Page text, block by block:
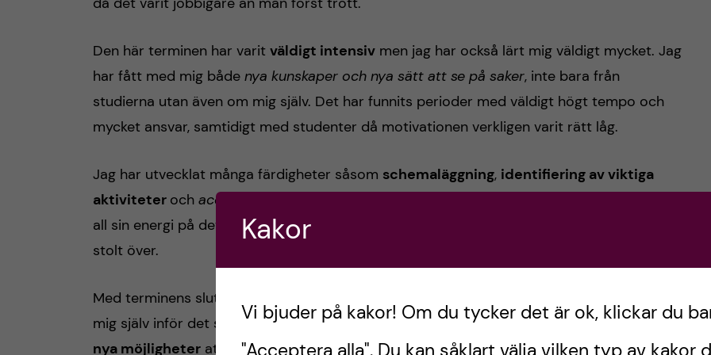
Den här terminen har varit väldigt intensiv men jag har också lärt mig väldigt mycket. Jag
har fått med mig både nya kunskaper och nya sätt att se på saker, inte bara från
studierna utan även om mig själv. Det har funnits perioder med väldigt högt tempo och
mycket ansvar, samtidigt med studenter då motivationen verkligen varit rätt låg.
Jag har utvecklat många färdigheter såsom schemaläggning, identifiering av viktiga
aktiviteter och acceptans
all sin energi på det som går fel, men när jag ser tillbaka, finns det så mycket jag kan vara
stolt över.
Med terminens slut ger jag mig själv möjligheten att
mig själv inför det som kommer. Med nästa termin kommernya mål,nya utmaningar
och
nya möjligheter att utvecklas både som student och som person.
Kakor
Vi bjuder på kakor! Om du tycker det är ok, klickar du
"Acceptera alla". Du kan såklart välja vilken typ av kakor